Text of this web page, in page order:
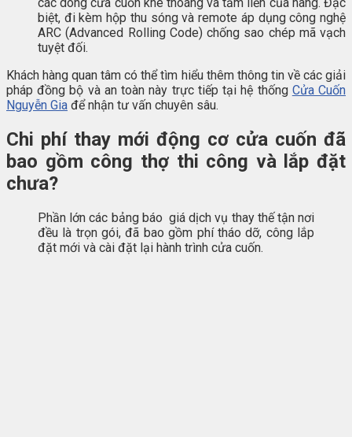
các dòng cửa cuốn khe thoáng và tấm liền của hãng. Đặc
biệt, đi kèm hộp thu sóng và remote áp dụng công nghệ
ARC (Advanced Rolling Code) chống sao chép mã vạch
tuyệt đối.
Khách hàng quan tâm có thể tìm hiểu thêm thông tin về các giải
pháp đồng bộ và an toàn này trực tiếp tại hệ thống Cửa Cuốn
Nguyễn Gia để nhận tư vấn chuyên sâu.
Chi phí thay mới động cơ cửa cuốn đã
bao gồm công thợ thi công và lắp đặt
chưa?
Phần lớn các bảng báo giá dịch vụ thay thế tận nơi
đều là trọn gói, đã bao gồm phí tháo dỡ, công lắp
đặt mới và cài đặt lại hành trình cửa cuốn.